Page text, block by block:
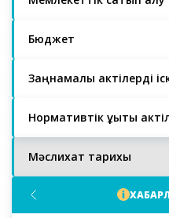
Бюджет
Заңнамалық актілерді
Нормативтік құқықтық
Мәслихат тарихы